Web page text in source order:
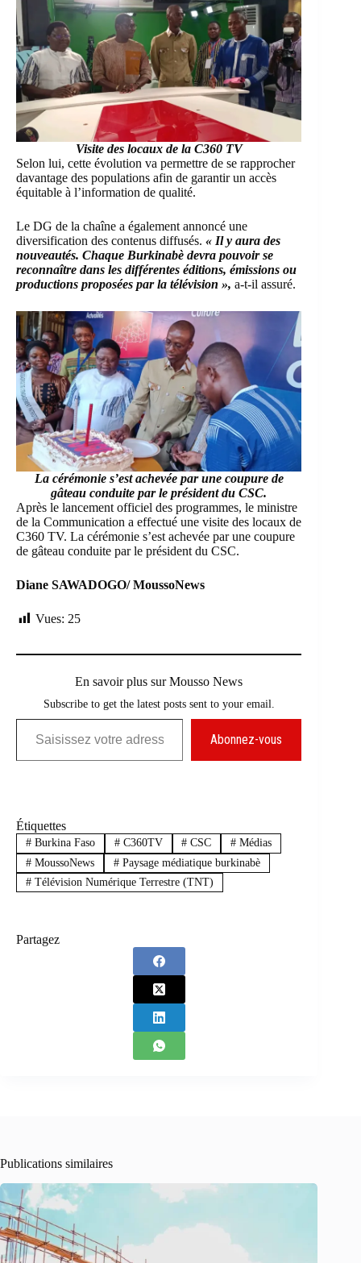
Visite des locaux de la C360 TV
Selon lui, cette évolution va permettre de se rapprocher
davantage des populations afin de garantir un accès
équitable à l’information de qualité.
Le DG de la chaîne a également annoncé une
diversification des contenus diffusés. « Il y aura des
nouveautés. Chaque Burkinabè devra pouvoir se
reconnaître dans les différentes éditions, émissions ou
productions proposées par la télévision », a-t-il assuré.
La cérémonie s’est achevée par une coupure de
gâteau conduite par le président du CSC.
Après le lancement officiel des programmes, le ministre
de la Communication a effectué une visite des locaux de
C360 TV. La cérémonie s’est achevée par une coupure
de gâteau conduite par le président du CSC.
Diane SAWADOGO/ MoussoNews
Vues: 25
En savoir plus sur Mousso News
Subscribe to get the latest posts sent to your email.
Saisissez votre adresse e-mail…
Abonnez-vous
Étiquettes
#Burkina Faso #C360TV # CSC # Médias
#MoussoNews #Paysage médiatique burkinabè
#Télévision Numérique Terrestre (TNT)
Partagez
Publications similaires